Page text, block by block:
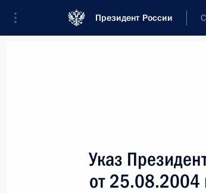
Президент России
Текст в документе
Указ
от 25.08.2004